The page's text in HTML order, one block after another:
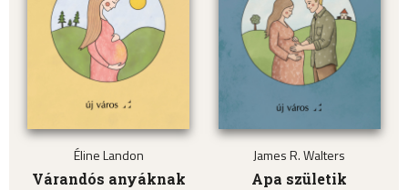
Éline Landon
Várandós anyáknak
James R. Walters
Apa születik